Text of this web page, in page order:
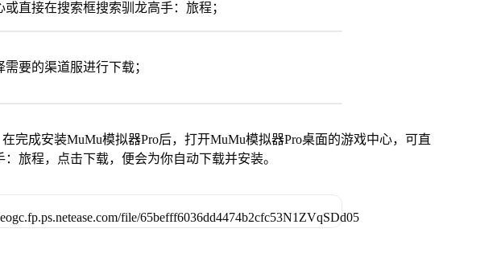
直接在搜索框搜索驯龙高手：旅程；
要的渠道服进行下载；
完成安装MuMu模拟器Pro后，打开MuMu模拟器Pro桌面的游戏中心，可直
旅程，点击下载，便会为你自动下载并安装。